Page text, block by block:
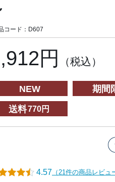
コード：D607
円 （税込）
NEW
期間
送料770円
4.57 （21件の商品レビュ